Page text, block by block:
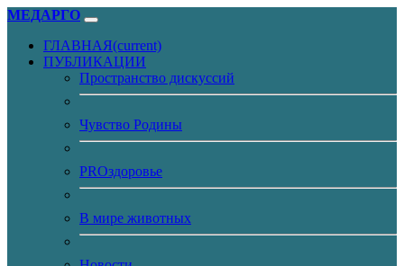
МЕДАРГО
ГЛАВНАЯ(current)
ПУБЛИКАЦИИ
Пространство дискуссий
Чувство Родины
PROздоровье
В мире животных